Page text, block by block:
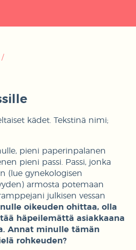
/
pieni paperinpalanen
pieni passi. Passi, jonka
(lue gynekologisen
armosta potemaan
julkisen vessan
oikeuden ohittaa, olla
häpeilemättä asiakkaana
Annat minulle tämän
rohkeuden?